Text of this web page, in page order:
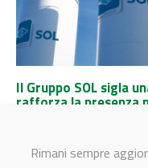
Il Gruppo SOL sigla
rafforza la presenza
Acquisita una
Società Agricola Srl,
impegnata...
Rimani sempre